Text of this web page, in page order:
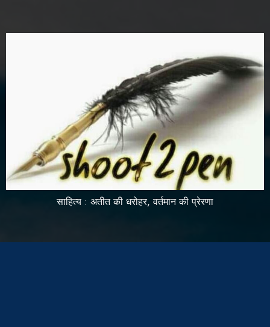
साहित्य : अतीत की धरोहर, वर्तमान की प्रेरणा